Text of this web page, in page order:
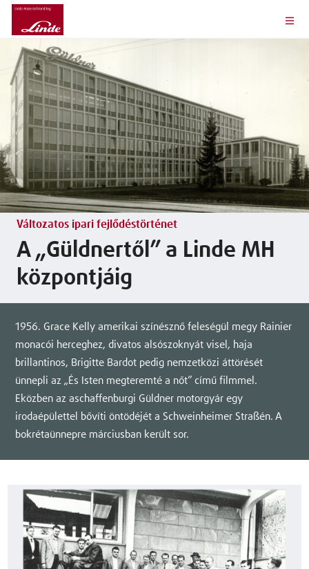
Változatos ipari fejlődéstörténet
A „Güldnertől” a Linde MH
központjáig
1956. Grace Kelly amerikai színésznő feleségül megy Rainier
monacói herceghez, divatos alsószoknyát visel, haja
brillantinos, Brigitte Bardot pedig nemzetközi áttörését
ünnepli az „És Isten megteremté a nőt” című filmmel.
Eközben az aschaffenburgi Güldner motorgyár egy
irodaépülettel bővíti öntödéjét a Schweinheimer Straßén. A
bokrétaünnepre márciusban került sor.